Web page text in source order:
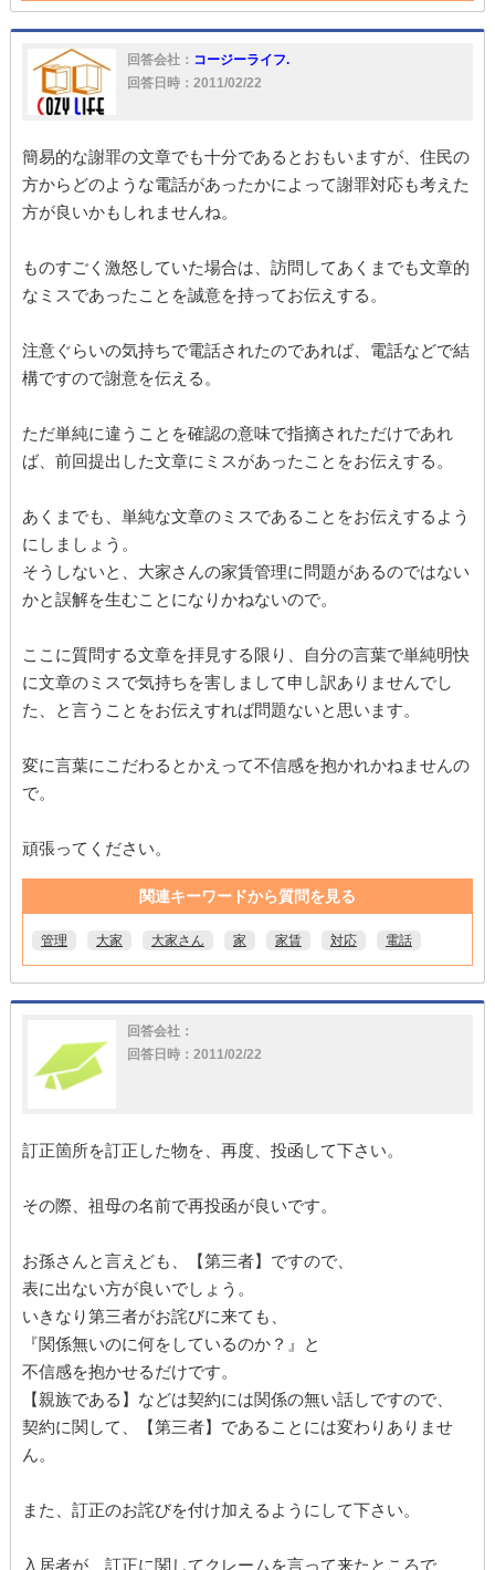
滞納 入居者 入居 電話
回答会社： コージーライフ.
回答日時：2011/02/22
簡易的な謝罪の文章でも十分であるとおもいますが、住民の
方からどのような電話があったかによって謝罪対応も考えた
方が良いかもしれませんね。
ものすごく激怒していた場合は、訪問してあくまでも文章的
なミスであったことを誠意を持ってお伝えする。
注意ぐらいの気持ちで電話されたのであれば、電話などで結
構ですので謝意を伝える。
ただ単純に違うことを確認の意味で指摘されただけであれ
ば、前回提出した文章にミスがあったことをお伝えする。
あくまでも、単純な文章のミスであることをお伝えするよう
にしましょう。
そうしないと、大家さんの家賃管理に問題があるのではない
かと誤解を生むことになりかねないので。
ここに質問する文章を拝見する限り、自分の言葉で単純明快
に文章のミスで気持ちを害しまして申し訳ありませんでし
た、と言うことをお伝えすれば問題ないと思います。
変に言葉にこだわるとかえって不信感を抱かれかねませんの
で。
頑張ってください。
関連キーワードから質問を見る
管理 大家 大家さん 家 家賃 対応 電話
回答会社：
回答日時：2011/02/22
訂正箇所を訂正した物を、再度、投函して下さい。
その際、祖母の名前で再投函が良いです。
お孫さんと言えども、【第三者】ですので、
表に出ない方が良いでしょう。
いきなり第三者がお詫びに来ても、
『関係無いのに何をしているのか？』と
不信感を抱かせるだけです。
【親族である】などは契約には関係の無い話しですので、
契約に関して、【第三者】であることには変わりありませ
ん。
また、訂正のお詫びを付け加えるようにして下さい。
入居者が、訂正に関してクレームを言って来たところで、